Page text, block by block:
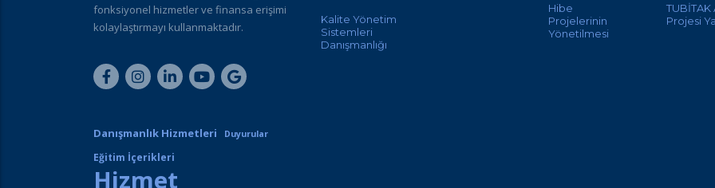
fonksiyonel hizmetler ve finansa erişimi
kolaylaştırmayı kullanmaktadır.
Danışmanlık Hizmetleri Duyurular
Eğitim İçerikleri
Hizmet
Kalite Yönetim
Sistemleri
Danışmanlığı
Hibe
Projelerinin
Yönetilmesi
TUBİTAK
Projesi